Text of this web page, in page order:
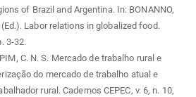
of Brazil and Argentina. In: BONANNO,
(Ed.). Labor relations in globalized food.
3-32.
C. N. S. Mercado de trabalho rural e
do mercado de trabalho atual e
rural. Cadernos CEPEC, v. 6, n. 10,